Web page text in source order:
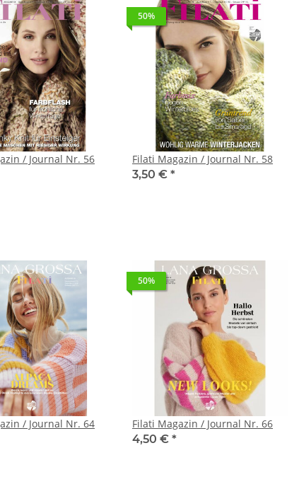
/ Journal Nr. 56
50%
Filati Magazin / Journal Nr. 58
3,50 € *
/ Journal Nr. 64
50%
Filati Magazin / Journal Nr. 66
4,50 € *